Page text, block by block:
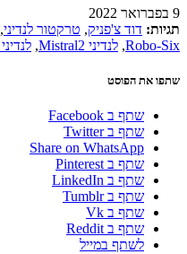
9 בפברואר 2022
תגיות: דוד צ'פניק, טרקטור לנדיני,
Robo-Six
, לנדיני Mistral2 , לנדיני REX3
שתפו את הפוסט
שתף ב Facebook
שתף ב Twitter
Share on WhatsApp
שתף ב Pinterest
שתף ב LinkedIn
שתף ב Tumblr
שתף ב Vk
שתף ב Reddit
לשתף במייל